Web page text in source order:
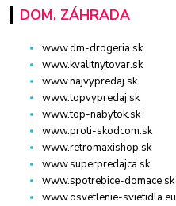
DOM, ZÁHRADA
www.dm-drogeria.sk
www.kvalitnytovar.sk
www.najvypredaj.sk
www.topvypredaj.sk
www.top-nabytok.sk
www.proti-skodcom.sk
www.retromaxishop.sk
www.superpredajca.sk
www.spotrebice-domace.sk
www.osvetlenie-svietidla.eu